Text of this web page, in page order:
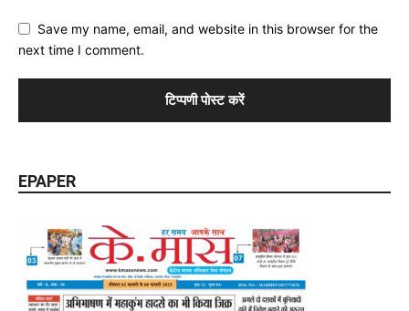
Save my name, email, and website in this browser for the
next time I comment.
EPAPER